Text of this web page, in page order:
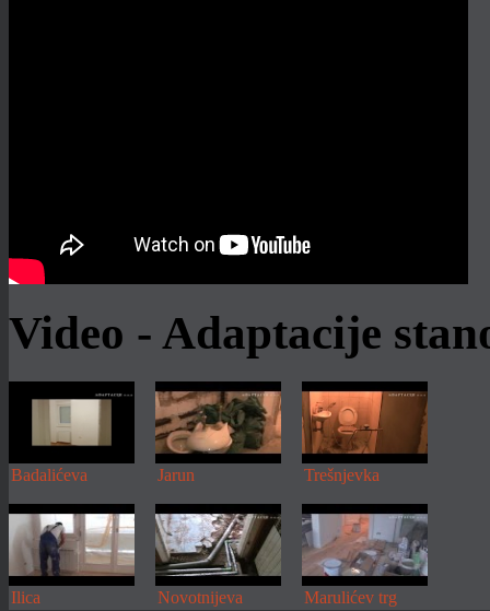
Video - Adaptacije
Badalićeva Jarun Trešnjevka
Ilica Novotnijeva Marulićev trg